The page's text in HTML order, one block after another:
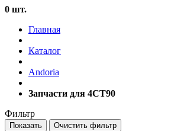
0 шт.
Главная
Каталог
Andoria
Запчасти для 4CT90
Фильтр